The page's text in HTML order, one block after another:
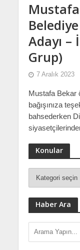
Adayı –
Grup)
7 Aralık 2023
Mustafa Bekar
bağışınıza
bahsederken
Konular
Haber Ara